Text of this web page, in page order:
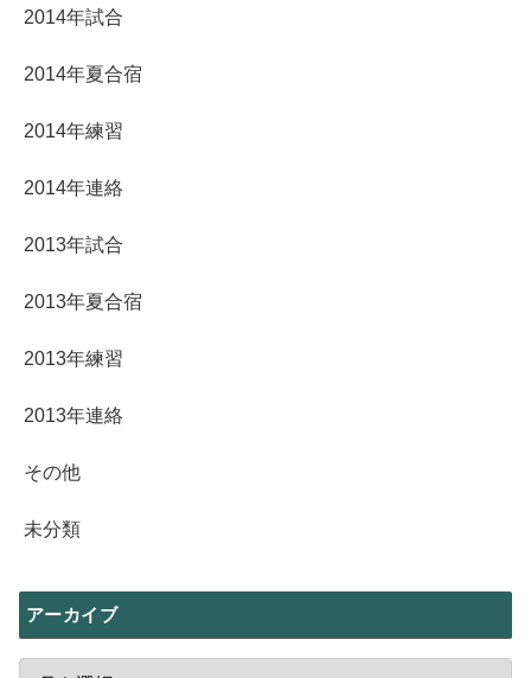
2014年試合
2014年夏合宿
2014年練習
2014年連絡
2013年試合
2013年夏合宿
2013年練習
2013年連絡
その他
未分類
アーカイブ